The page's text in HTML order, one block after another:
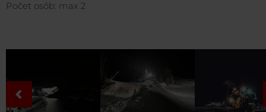
Počet osôb: max 2